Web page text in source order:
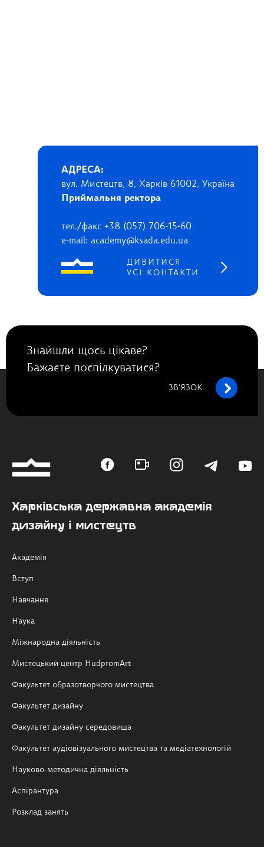
АДРЕСА:
вул. Мистецтв, 8, Харків 61002, Україна
Приймальня ректора
тел./факс +38 (057) 706-15-60
e-mail: academy@ksada.edu.ua
ДИВИТИСЯ
УСІ КОНТАКТИ
Знайшли щось цікаве?
Бажаєте поспілкуватися?
ЗВ’ЯЗОК
Харківська державна академія
дизайну і мистецтв
Академія
Вступ
Навчання
Наука
Міжнародна діяльність
Мистецький центр HudpromArt
Факультет образотворчого мистецтва
Факультет дизайну
Факультет дизайну середовища
Факультет аудіовізуального мистецтва та медіатехнологій
Науково-методична діяльність
Аспірантура
Розклад занять